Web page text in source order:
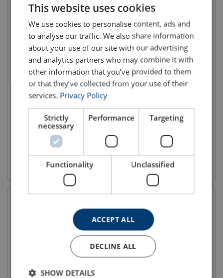
Spesielle Codipro løfteøyer
Vis produkt
RUD Løfteøye VLBG PLUS
Vis produkt
ENGLISH TRANSLATION
This website uses cookies
We use cookies to personalise content, ads and
to analyse our traffic. We also share information
about your use of our site with our advertising
and analytics partners who may combine it with
other information that you’ve provided to them
or that they’ve collected from your use of their
services. Privacy Policy
Strictly
necessary
Performance Targeting
Functionality Unclassified
ACCEPT ALL
DECLINE ALL
SHOW DETAILS